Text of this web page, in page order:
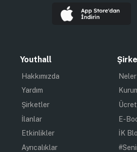
Youthall
Hakkımızda
Yardım
Şirketler
İlanlar
Etkinlikler
Ayrıcalıklar
E-
İK